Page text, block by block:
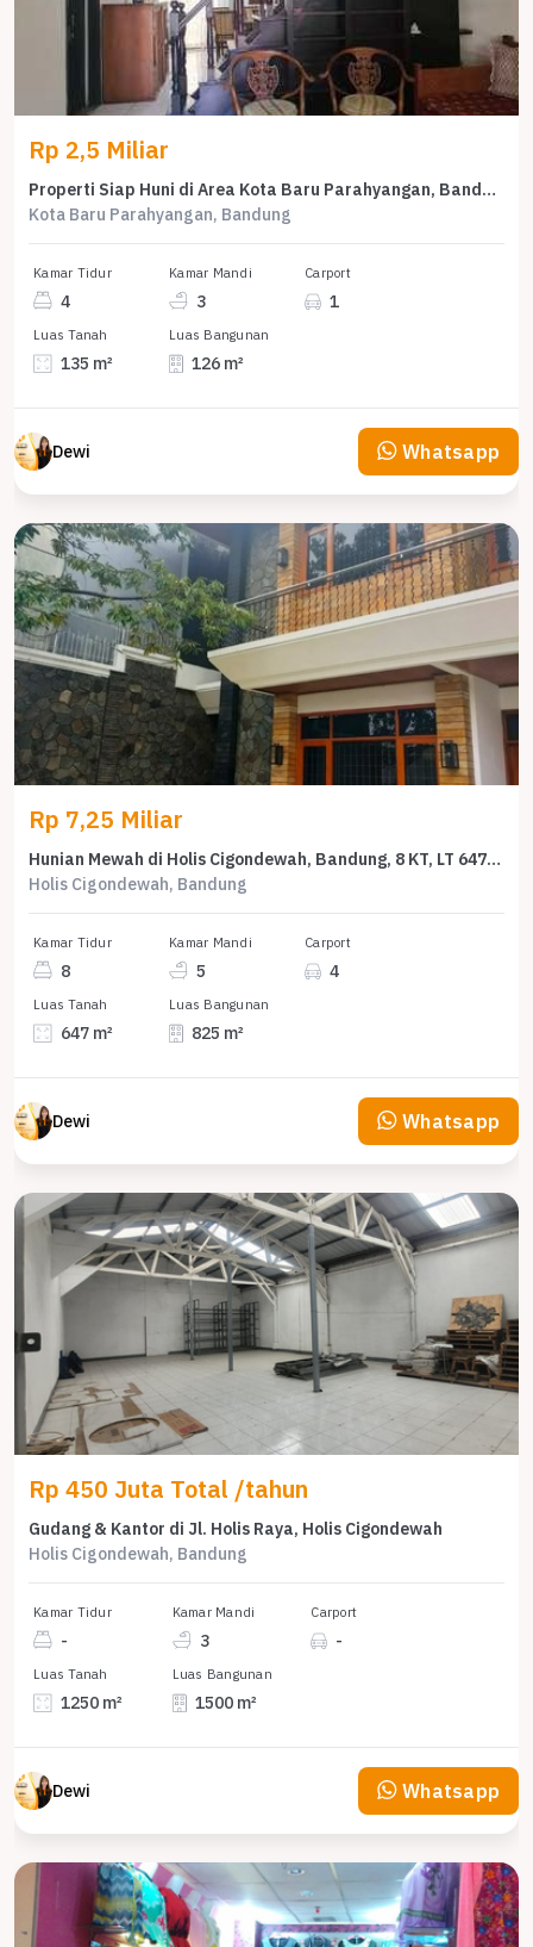
Rp 2,5 Miliar
Properti Siap Huni di Area Kota Baru Parahyangan, Bandung, LT 135m²
Kota Baru Parahyangan, Bandung
Kamar Tidur
4
Kamar Mandi
3
Carport
1
Luas Tanah
135 m²
Luas Bangunan
126 m²
Dewi Whatsapp
Rp 7,25 Miliar
Hunian Mewah di Holis Cigondewah, Bandung, 8 KT, LT 647m²
Holis Cigondewah, Bandung
Kamar Tidur
8
Kamar Mandi
5
Carport
4
Luas Tanah
647 m²
Luas Bangunan
825 m²
Dewi Whatsapp
Rp 450 Juta Total /tahun
Gudang & Kantor di Jl. Holis Raya, Holis Cigondewah
Holis Cigondewah, Bandung
Kamar Tidur
-
Kamar Mandi
3
Carport
-
Luas Tanah
1250 m²
Luas Bangunan
1500 m²
Dewi Whatsapp